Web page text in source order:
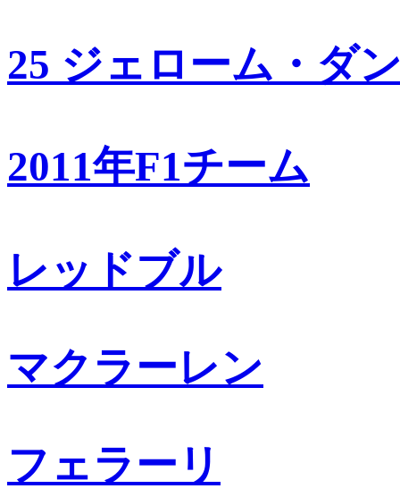
25 ジェローム・ダ
2011年F1チーム
レッドブル
マクラーレン
フェラーリ